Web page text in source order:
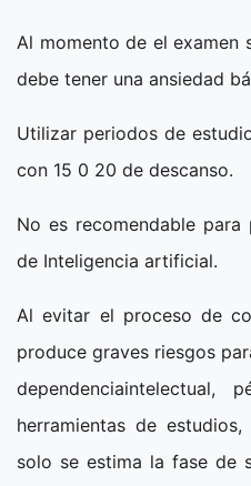
Al momento de el examen
debe tener una ansiedad
Utilizar periodos de
con 15 0 20 de descanso.
No es recomendable para
de Inteligencia artificial.
Al evitar el proceso de
produce graves riesgos
herramientas de
solo se estima la fase de